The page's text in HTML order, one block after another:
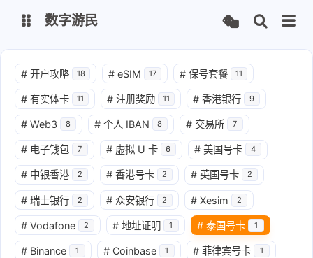
数字游民
导航
数字游民
# 开户攻略 18 # eSIM 17 # 保号套餐 11
# 有实体卡 11 # 注册奖励 11 # 香港银行 9
# Web3 8 # 个人 IBAN 8 # 交易所 7
# 电子钱包 7 # 虚拟 U 卡 6 # 美国号卡 4
# 中银香港 2 # 香港号卡 2 # 英国号卡 2
# 瑞士银行 2 # 众安银行 2 # Xesim 2
# Vodafone 2 # 地址证明 1 # 泰国号卡 1
# Binance 1 # Coinbase 1 # 菲律宾号卡 1